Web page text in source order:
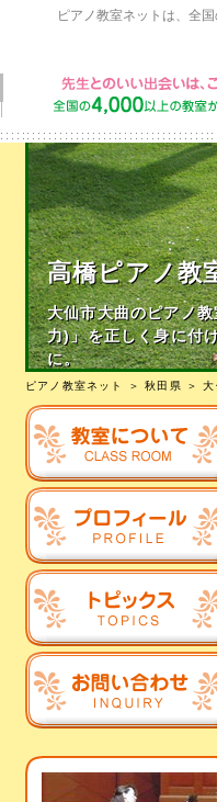
ピアノ教室ネットは、全
高橋ピアノ教
大仙市大曲のピアノ
力)」を正しく身に付
に。
ピアノ教室ネット ＞秋田県 ＞大